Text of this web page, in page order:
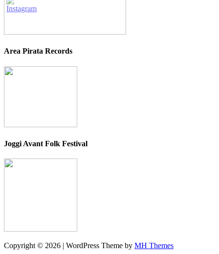
Area Pirata Records
Joggi Avant Folk Festival
Copyright © 2026 | WordPress Theme by MH Themes